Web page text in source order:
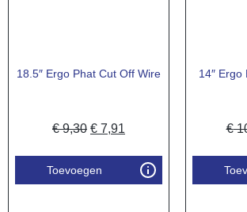
18.5″ Ergo Phat Cut Off Wire
€9,30 € 7,91
Toevoegen
14″ Ergo
€